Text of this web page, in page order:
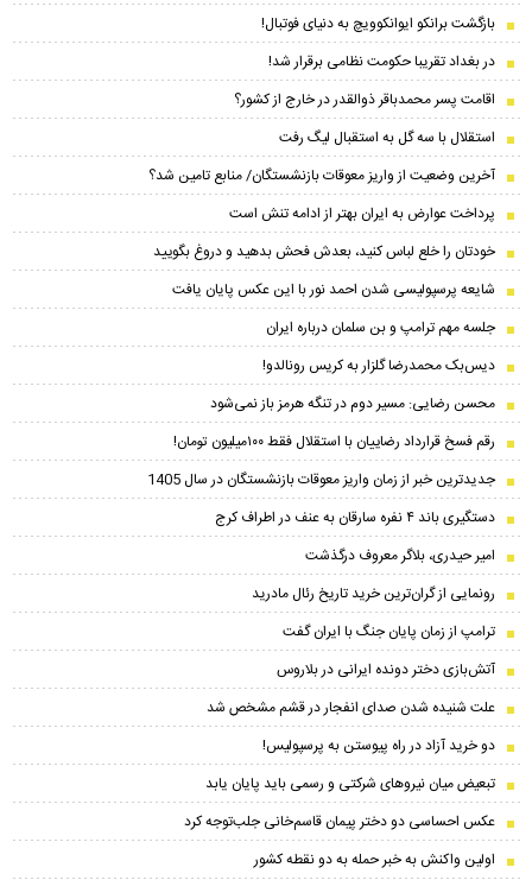
بازگشت برانکو ایوانکوویچ به دنیای فوتبال!
در بغداد تقریبا حکومت نظامی برقرار شد!
اقامت پسر محمدباقر ذوالقدر در خارج از کشور؟
استقلال با سه گل به استقبال لیگ رفت
آخرین وضعیت از واریز معوقات بازنشستگان/ منابع تامین شد؟
پرداخت عوارض به ایران بهتر از ادامه تنش است
خودتان را خلع لباس کنید، بعدش فحش بدهید و دروغ بگویید
شایعه پرسپولیسی شدن احمد نور با این عکس پایان یافت
جلسه مهم ترامپ و بن سلمان درباره ایران
دیس‌بک محمدرضا گلزار به کریس رونالدو!
محسن رضایی: مسیر دوم در تنگه هرمز باز نمی‌شود
رقم فسخ قرارداد رضاییان با استقلال فقط ۱۰۰میلیون تومان!
جدیدترین خبر از زمان واریز معوقات بازنشستگان در سال 1405
دستگیری باند ۴ نفره سارقان به عنف در اطراف کرج
امیر حیدری، بلاگر معروف درگذشت
رونمایی از گران‌ترین خرید تاریخ رئال مادرید
ترامپ از زمان پایان جنگ با ایران گفت
آتش‌بازی دختر دونده ایرانی در بلاروس
علت شنیده شدن صدای انفجار در قشم مشخص شد
دو خرید آزاد در راه پیوستن به پرسپولیس!
تبعیض میان نیروهای شرکتی و رسمی باید پایان یابد
عکس احساسی دو دختر پیمان‌ قاسم‌خانی جلب‌توجه کرد
اولین واکنش به خبر حمله به دو نقطه کشور